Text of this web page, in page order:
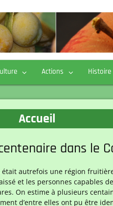
Actions Histoire
Accueil
dans le
était autrefois une région
et les personnes capables
On estime à plusieurs
d’entre elles ont pu être